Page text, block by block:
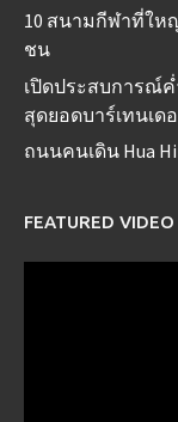
10 สนามกีฬาที่ให
ชน
เปิดประสบการณ์ค่
สุดยอดบาร์เทนเด
ถนนคนเดิน Hua
FEATURED VIDEO